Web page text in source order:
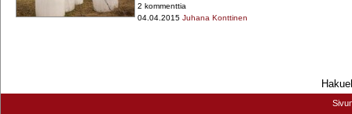
2 kommenttia
04.04.2015 Juhana Konttinen